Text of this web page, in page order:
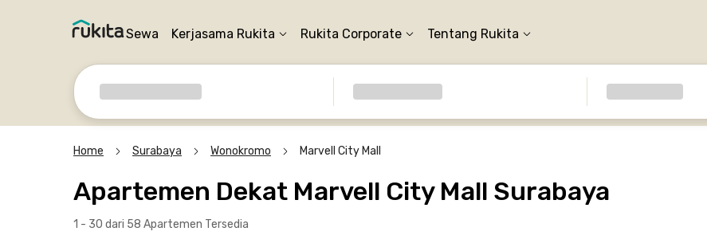
Sewa Kerjasama Rukita Rukita Corporate Tentang Rukita
Home Surabaya Wonokromo Marvell City Mall
Apartemen Dekat Marvell City Mall Surabaya
1 - 30 dari 58 Apartemen Tersedia